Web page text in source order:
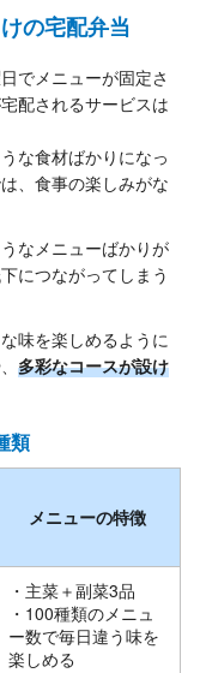
の宅配弁当
でメニューが固定さ
配されるサービスは
な食材ばかりになっ
、食事の楽しみがな
なメニューばかりが
につながってしまう
味を楽しめるように
多彩なコースが設け
類
メニューの特徴
・主菜＋副菜3品
・100種類のメニュ
ー数で毎日違う味を
楽しめる